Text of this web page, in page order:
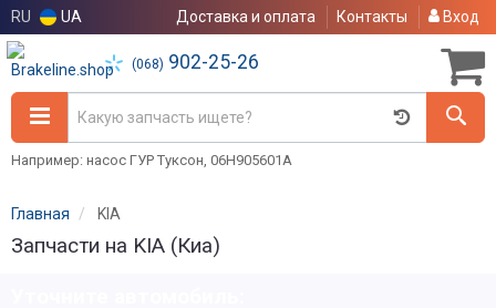
RU UA Доставка и оплата Контакты Вход
(068) 902-25-26
Например: насос ГУР Туксон, 06H905601A
Главная KIA
Запчасти на KIA (Киа)